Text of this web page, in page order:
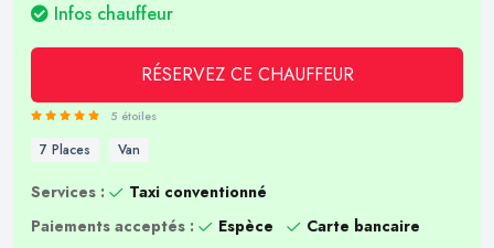
Infos chauffeur
RÉSERVEZ CE CHAUFFEUR
5 étoiles
7 Places Van
Services :
Taxi conventionné
Paiements acceptés :
Espèce
Carte bancaire